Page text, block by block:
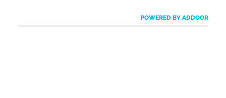
POWERED BY ADDOOR